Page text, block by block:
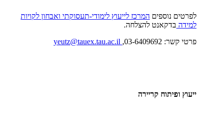
לפרטים נוספים המרכז לייעוץ לימודי-תעסוקתי ואבחון לקויות
למידה בדקאנט להצלחה.
פרטי קשר: 03-6409692,
ייעוץ ופיתוח קריירה